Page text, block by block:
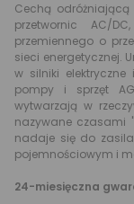
Cechą
przetwornic AC/
przemiennego o
sieci energetycznej.
w silniki
pompy i sprzęt
wytwarzają w
nazywane czasami
nadaje się do
pojemnościowym i
24-miesięczna